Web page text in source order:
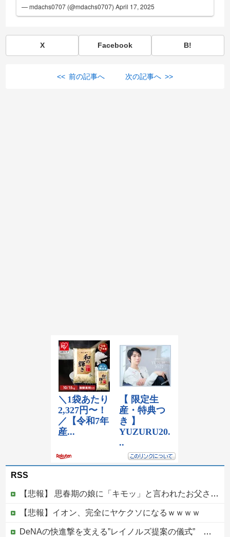
— mdachs0707 (@mdachs0707)April 17, 2025
X Facebook B!
<< 前の記事へ 次の記事へ >>
RSS
【悲報】 思春期の娘に「キモッ」と言われたお父さん、グレるｗｗｗｗｗｗｗ
【悲報】イオン、完全にヤケクソになるｗｗｗｗ
DeNAの快進撃を支える”レイノルズ提案の儀式” 決勝2ランの宮下が明かす「儀式を始めてから、チームが一つになっている」